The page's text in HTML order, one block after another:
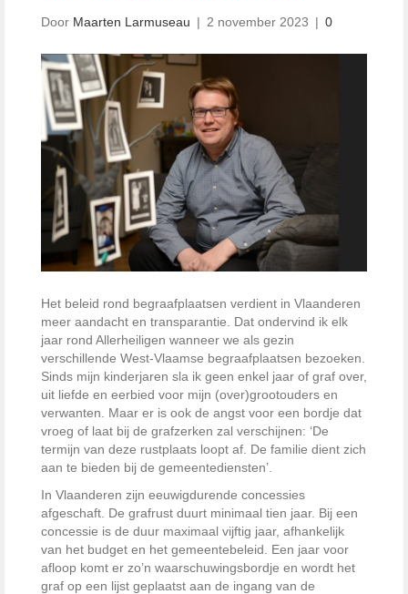
Door Maarten Larmuseau | 2 november 2023 | 0
Het beleid rond begraafplaatsen verdient in Vlaanderen
meer aandacht en transparantie. Dat ondervind ik elk
jaar rond Allerheiligen wanneer we als gezin
verschillende West-Vlaamse begraafplaatsen bezoeken.
Sinds mijn kinderjaren sla ik geen enkel jaar of graf over,
uit liefde en eerbied voor mijn (over)grootouders en
verwanten. Maar er is ook de angst voor een bordje dat
vroeg of laat bij de grafzerken zal verschijnen: ‘De
termijn van deze rustplaats loopt af. De familie dient zich
aan te bieden bij de gemeentediensten’.
In Vlaanderen zijn eeuwigdurende concessies
afgeschaft. De grafrust duurt minimaal tien jaar. Bij een
concessie is de duur maximaal vijftig jaar, afhankelijk
van het budget en het gemeentebeleid. Een jaar voor
afloop komt er zo’n waarschuwingsbordje en wordt het
graf op een lijst geplaatst aan de ingang van de